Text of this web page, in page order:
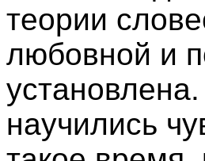
теории
любовной и
научились